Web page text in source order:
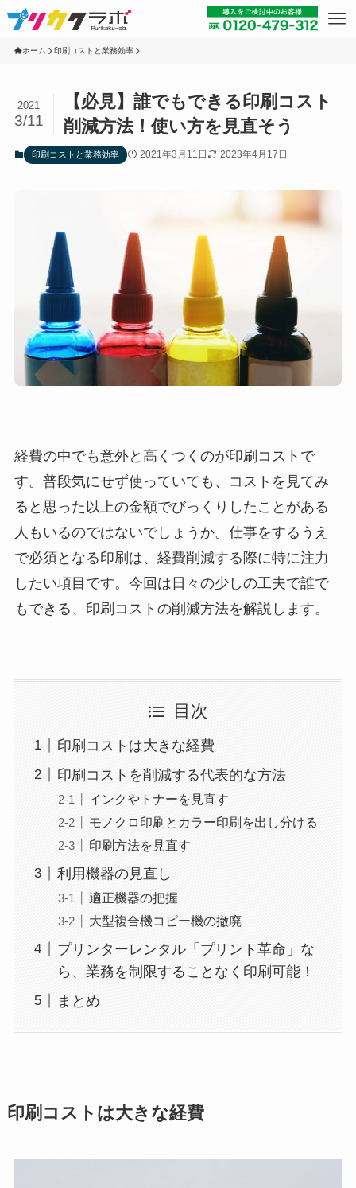
ホーム 印刷コストと業務効率
【必見】誰でもできる印刷コスト
削減方法！使い方を見直そう
2021
3/11
印刷コストと業務効率 2021年3月11日 2023年4月17日
経費の中でも意外と高くつくのが印刷コストで
す。普段気にせず使っていても、コストを見てみ
ると思った以上の金額でびっくりしたことがある
人もいるのではないでしょうか。仕事をするうえ
で必須となる印刷は、経費削減する際に特に注力
したい項目です。今回は日々の少しの工夫で誰で
もできる、印刷コストの削減方法を解説します。
目次
印刷コストは大きな経費
印刷コストを削減する代表的な方法
インクやトナーを見直す
モノクロ印刷とカラー印刷を出し分ける
印刷方法を見直す
利用機器の見直し
適正機器の把握
大型複合機コピー機の撤廃
プリンターレンタル「プリント革命」な
ら、業務を制限することなく印刷可能！
まとめ
印刷コストは大きな経費